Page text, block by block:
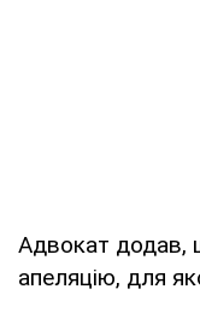
Адвокат додав,
апеляцію, для